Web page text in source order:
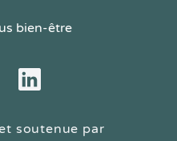
bien-être
LinkedIn
soutenue par